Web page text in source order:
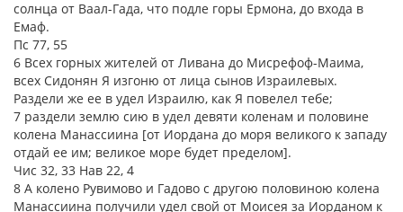
солнца от Ваал-Гада, что подле горы Ермона, до входа в
Емаф.
Пс 77, 55
6 Всех горных жителей от Ливана до Мисрефоф-Маима,
всех Сидонян Я изгоню от лица сынов Израилевых.
Раздели же ее в удел Израилю, как Я повелел тебе;
7 раздели землю сию в удел девяти коленам и половине
колена Манассиина [от Иордана до моря великого к западу
отдай ее им; великое море будет пределом].
Чис 32, 33 Нав 22, 4
8 А колено Рувимово и Гадово с другою половиною колена
Манассиина получили удел свой от Моисея за Иорданом к